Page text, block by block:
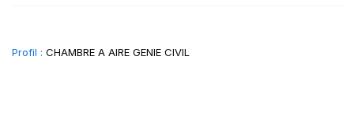
Profil : CHAMBRE A AIRE GENIE CIVIL